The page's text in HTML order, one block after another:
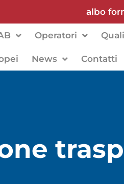
albo
Operatori
News Contatti